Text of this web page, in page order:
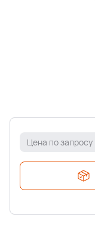
Цена по запросу